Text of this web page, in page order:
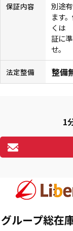
保証内容
別途
ます
くは
証に
せ。
法定整備 整備
1
グループ総在